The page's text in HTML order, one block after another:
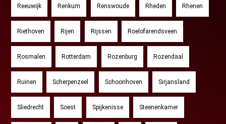
Reeuwijk Renkum Renswoude Rheden Rhenen
Riethoven Rijen Rijssen Roelofarendsveen
Rosmalen Rotterdam Rozenburg Rozendaal
Ruinen Scherpenzeel Schoonhoven Sirjansland
Sliedrecht Soest Spijkenisse Steenenkamer